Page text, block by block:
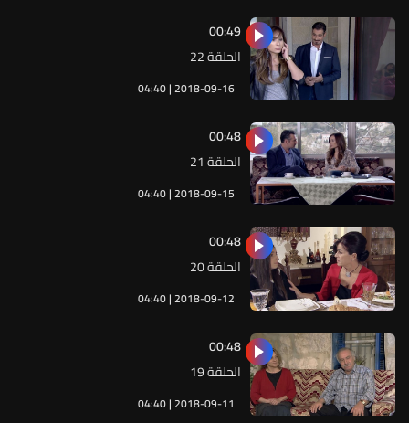
04:40 | 2018-09-16
الحلقة 22
00:49
04:40 | 2018-09-15
الحلقة 21
00:48
04:40 | 2018-09-12
الحلقة 20
00:48
04:40 | 2018-09-11
الحلقة 19
00:48